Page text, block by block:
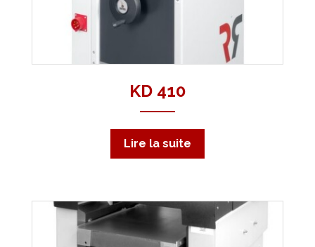
KD 410
Lire la suite